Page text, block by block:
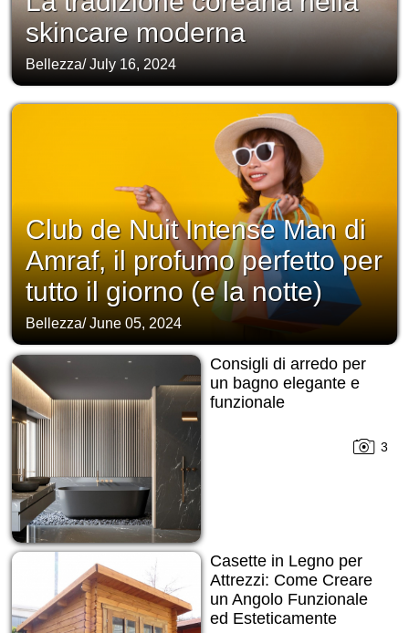
skincare moderna
Bellezza/July 16, 2024
Club de Nuit Intense Man di
Amraf, il profumo perfetto per
tutto il giorno (e la notte)
Bellezza/June 05, 2024
Consigli di arredo per
un bagno elegante e
funzionale
3
Casette in Legno per
Attrezzi: Come Creare
un Angolo Funzionale
ed Esteticamente